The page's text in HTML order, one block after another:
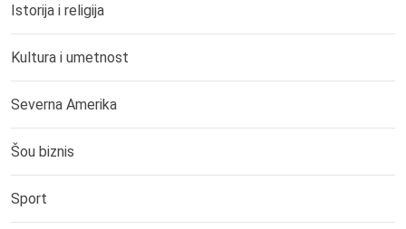
Istorija i religija
Kultura i umetnost
Severna Amerika
Šou biznis
Sport